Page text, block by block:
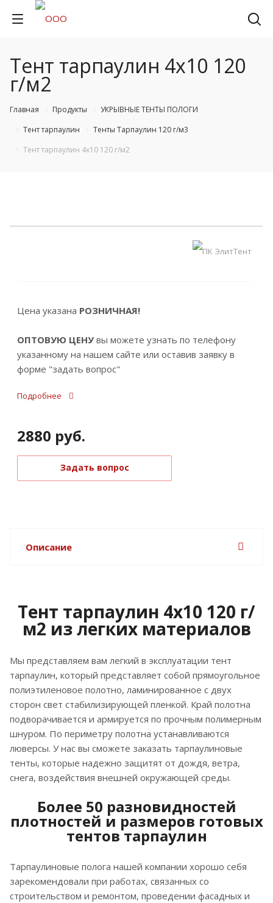
Тент тарпаулин 4х10 120
г/м2
Главная Продукты
УКРЫВНЫЕ ТЕНТЫ ПОЛОГИ
Тент тарпаулин
Тенты Тарпаулин 120 г/м3
Тент тарпаулин 4х10 120 г/м2
Цена указана РОЗНИЧНАЯ!
ОПТОВУЮ ЦЕНУ вы можете узнать по телефону
указанному на нашем сайте или оставив заявку в
форме "задать вопрос"
Подробнее
2880 руб.
Задать вопрос
Описание
Тент тарпаулин 4х10 120 г/
м2 из легких материалов
Мы представляем вам легкий в эксплуатации тент
тарпаулин, который представляет собой прямоугольное
полиэтиленовое полотно, ламинированное с двух
сторон свет стабилизирующей пленкой. Край полотна
подворачивается и армируется по прочным полимерным
шнуром. По периметру полотна устанавливаются
люверсы. У нас вы сможете заказать тарпаулиновые
тенты, которые надежно защитят от дождя, ветра,
снега, воздействия внешней окружающей среды.
Более 50 разновидностей
плотностей и размеров готовых
тентов тарпаулин
Тарпаулиновые полога нашей компании хорошо себя
зарекомендовали при работах, связанных со
строительством и ремонтом, проведении фасадных и